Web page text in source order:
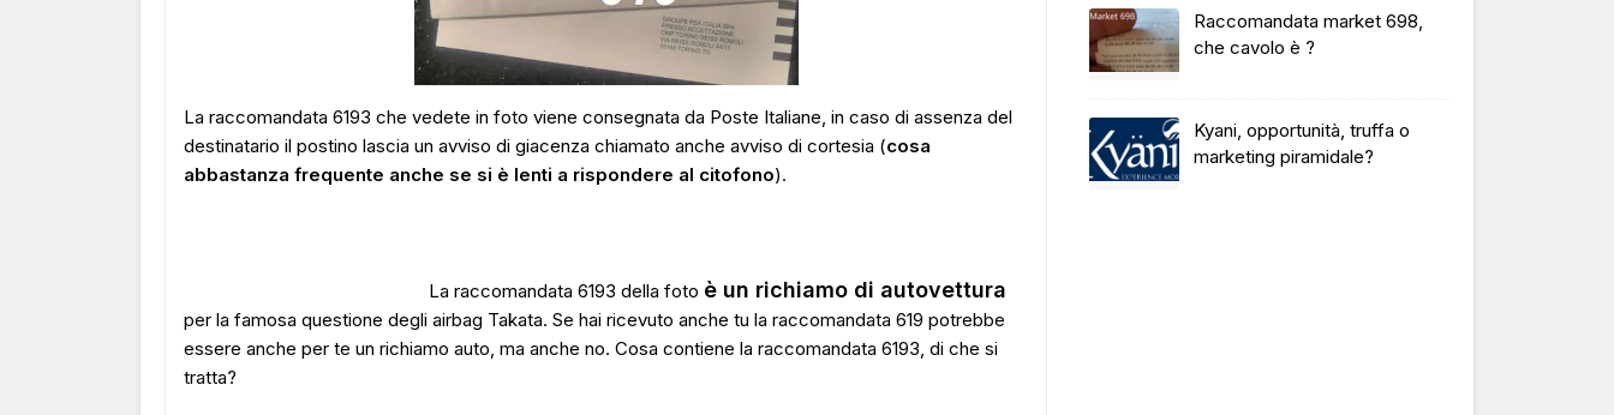
La raccomandata 6193 che vedete in foto viene consegnata da Poste Italiane, in caso di assenza del
destinatario il postino lascia un avviso di giacenza chiamato anche avviso di cortesia (cosa
abbastanza frequente anche se si è lenti a rispondere al citofono).
La raccomandata 6193 della foto è un richiamo di autovettura
per la famosa questione degli airbag Takata. Se hai ricevuto anche tu la raccomandata 619 potrebbe
essere anche per te un richiamo auto, ma anche no. Cosa contiene la raccomandata 6193, di che si
tratta?
Raccomandata market 698,
che cavolo è ?
Kyani, opportunità, truffa o
marketing piramidale?